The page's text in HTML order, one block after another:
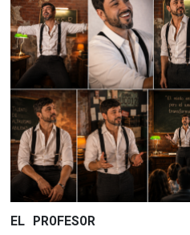
EL PROFESOR